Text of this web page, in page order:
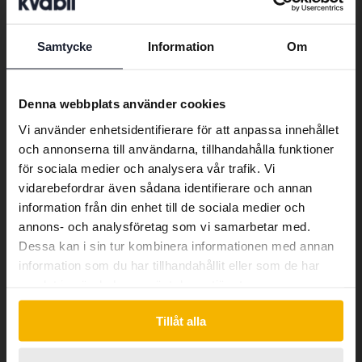
Samtycke Information Om
Denna webbplats använder cookies
Vi använder enhetsidentifierare för att anpassa innehållet
och annonserna till användarna, tillhandahålla funktioner
för sociala medier och analysera vår trafik. Vi
vidarebefordrar även sådana identifierare och annan
information från din enhet till de sociala medier och
annons- och analysföretag som vi samarbetar med.
Dessa kan i sin tur kombinera informationen med annan
information som du har tillhandahållit eller som de har
Tillåt alla
Elektroniska fönsterhissar bak
Elhiss fram
Elektronisk fönsterhiss fram
Elinfällbara backspeglar
Speglar som fälls in automatiskt när bilen
låses eller manuellt via knapp
Farthållare
Elektroniskt system som håller
inprogrammerad hastighet
Filbytesvarnare
Elektroniskt säkerhetssystem som varnar
vid oplanerade filbyten
Fjärrlås
Möjliggör att du på distans kan låsa och
låsa upp bilen
GPS
Infällbar dragkrok
Anordning för att dra exempelvis
Isofix bak
Preferred language
We have detected that your browser
Swedish. To better service our friends
abroad we have an English language
site (kvdcars.com) that contains all the
same vehicles and services.
Continue in Swedish